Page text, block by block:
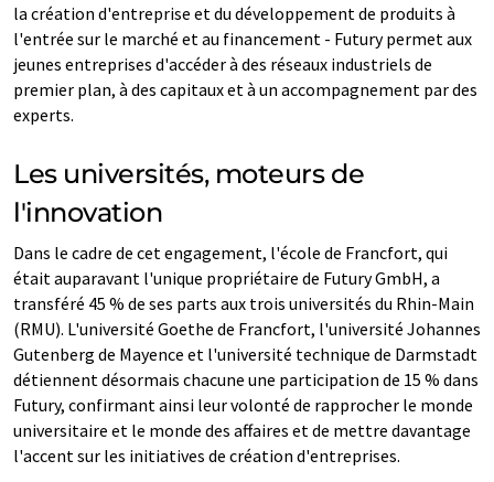
la création d'entreprise et du développement de produits à
l'entrée sur le marché et au financement - Futury permet aux
jeunes entreprises d'accéder à des réseaux industriels de
premier plan, à des capitaux et à un accompagnement par des
experts.
Les universités, moteurs de
l'innovation
Dans le cadre de cet engagement, l'école de Francfort, qui
était auparavant l'unique propriétaire de Futury GmbH, a
transféré 45 % de ses parts aux trois universités du Rhin-Main
(RMU). L'université Goethe de Francfort, l'université Johannes
Gutenberg de Mayence et l'université technique de Darmstadt
détiennent désormais chacune une participation de 15 % dans
Futury, confirmant ainsi leur volonté de rapprocher le monde
universitaire et le monde des affaires et de mettre davantage
l'accent sur les initiatives de création d'entreprises.